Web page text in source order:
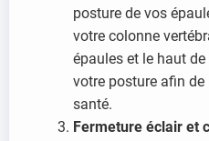
posture de vos
votre colonne
épaules et le haut
votre posture afin de
santé.
Fermeture éclair et